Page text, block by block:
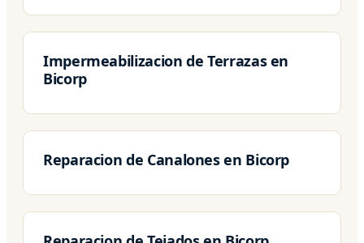
Impermeabilizacion de Terrazas en
Bicorp
Reparacion de Canalones en Bicorp